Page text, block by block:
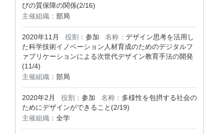
びの質保障の関係(2/16)
主催組織： 部局
2020年11月 役割： 参加 名称： デザイン思考を活用し
た科学技術イノベーション人材育成のためのデジタルフ
ァブリケーションによる次世代デザイン教育手法の開発
(11/4)
主催組織： 部局
2020年2月 役割： 参加 名称： 多様性を包摂する社会の
ためにデザインができること(2/19)
主催組織： 全学